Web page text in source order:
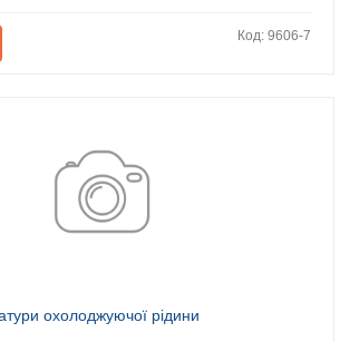
Код: 9606-7
охолоджуючої рідини